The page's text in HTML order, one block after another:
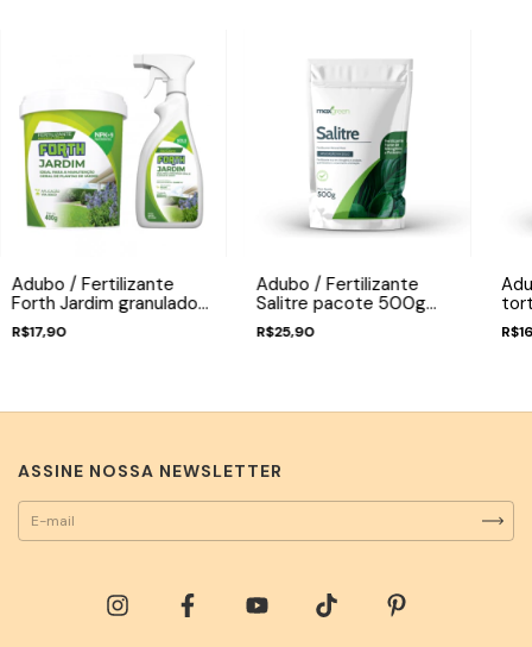
Adubo / Fertilizante
Forth Jardim granulado
400g / líquido 500ml
R$17,90
Adubo / Fertilizante
Salitre pacote 500g
maxgreen forth
R$25,90
ASSINE NOSSA NEWSLETTER